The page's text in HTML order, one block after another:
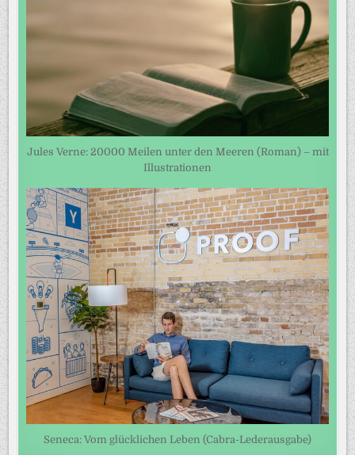
Jules Verne: 20000 Meilen unter den Meeren (Roman) – mit
Illustrationen
Seneca: Vom glücklichen Leben (Cabra-Lederausgabe)